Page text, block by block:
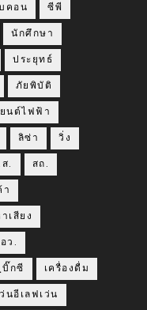
คอน ซีพี
นักศึกษา
ประยุทธ์
ภัยพิบัติ
นต์ไฟฟ้า
ลิซ่า วิ่ง
. สถ.
า
เสียง
อว.
ฺบิ๊กซี เครื่องดื่ม
ว่นอีเลฟเว่น